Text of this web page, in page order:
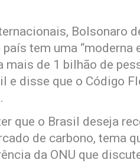
Bolsonaro
tem uma
mais de 1 bilhão de
e disse que o Código
que o Brasil deseja
de carbono, tema
da ONU que